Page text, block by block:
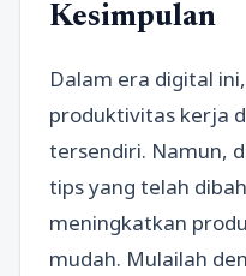
Kesimpulan
Dalam era digital
produktivitas kerja
tersendiri. Namun,
tips yang telah
meningkatkan
mudah. Mulailah